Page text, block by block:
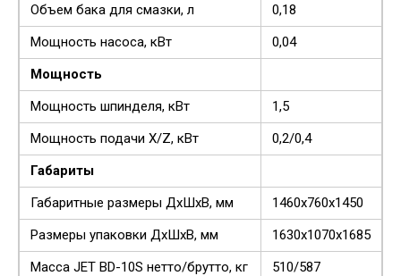
Объем бака для смазки, л
0,18
Мощность насоса, кВт
0,04
Мощность
Мощность шпинделя, кВт
1,5
Мощность подачи Х/Z, кВт
0,2/0,4
Габариты
Габаритные размеры ДхШхВ, мм
1460х760х1450
Размеры упаковки ДхШхВ, мм
1630х1070х1685
Масса JET BD-10S нетто/брутто, кг
510/587